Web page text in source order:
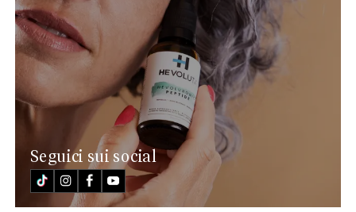
Seguici sui social